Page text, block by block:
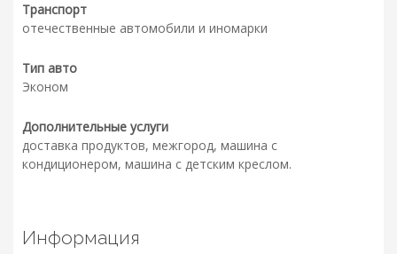
Транспорт
отечественные автомобили и иномарки
Тип авто
Эконом
Дополнительные услуги
доставка продуктов, межгород, машина с
кондиционером, машина с детским креслом.
Информация